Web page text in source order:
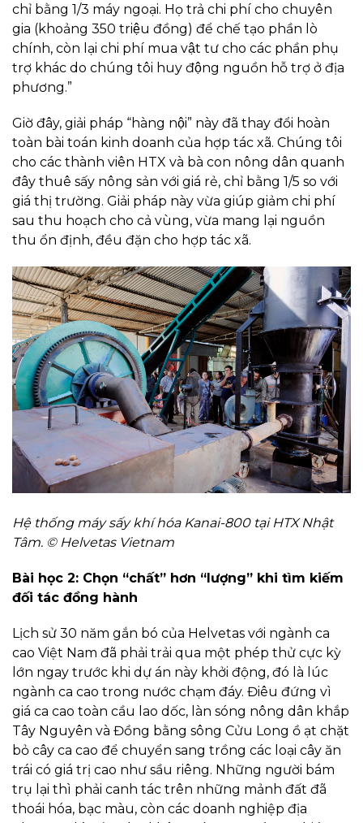
chỉ bằng 1/3 máy ngoại. Họ trả chi phí cho chuyên
gia (khoảng 350 triệu đồng) để chế tạo phần lò
chính, còn lại chi phí mua vật tư cho các phần phụ
trợ khác do chúng tôi huy động nguồn hỗ trợ ở địa
phương.”
Giờ đây, giải pháp “hàng nội” này đã thay đổi hoàn
toàn bài toán kinh doanh của hợp tác xã. Chúng tôi
cho các thành viên HTX và bà con nông dân quanh
đây thuê sấy nông sản với giá rẻ, chỉ bằng 1/5 so với
giá thị trường. Giải pháp này vừa giúp giảm chi phí
sau thu hoạch cho cả vùng, vừa mang lại nguồn
thu ổn định, đều đặn cho hợp tác xã.
Hệ thống máy sấy khí hóa Kanai-800 tại HTX Nhật
Tâm. © Helvetas Vietnam
Bài học 2: Chọn “chất” hơn “lượng” khi tìm kiếm
đối tác đồng hành
Lịch sử 30 năm gắn bó của Helvetas với ngành ca
cao Việt Nam đã phải trải qua một phép thử cực kỳ
lớn ngay trước khi dự án này khởi động, đó là lúc
ngành ca cao trong nước chạm đáy. Điêu đứng vì
giá ca cao toàn cầu lao dốc, làn sóng nông dân khắp
Tây Nguyên và Đồng bằng sông Cửu Long ồ ạt chặt
bỏ cây ca cao để chuyển sang trồng các loại cây ăn
trái có giá trị cao như sầu riêng. Những người bám
trụ lại thì phải canh tác trên những mảnh đất đã
thoái hóa, bạc màu, còn các doanh nghiệp địa